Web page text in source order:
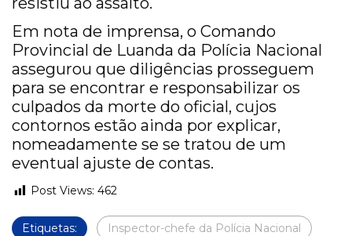
Em nota de imprensa, o Comando
Provincial de Luanda da Polícia Nacional
assegurou que diligências prosseguem
para se encontrar e responsabilizar os
culpados da morte do oficial, cujos
contornos estão ainda por explicar,
nomeadamente se se tratou de um
eventual ajuste de contas.
Post Views: 462
Etiquetas: Inspector-chefe da Polícia Nacional